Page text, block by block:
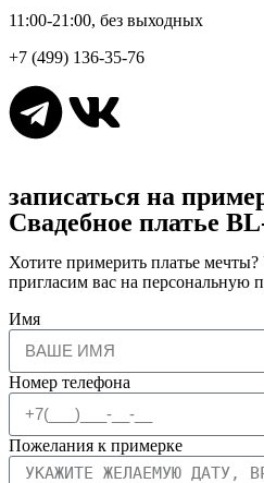
11:00-21:00, без выходных
+7 (499) 136-35-76
записаться на
Свадебное платье
Хотите примерить платье
пригласим вас на персональную
Имя
Номер телефона
Пожелания к примерке